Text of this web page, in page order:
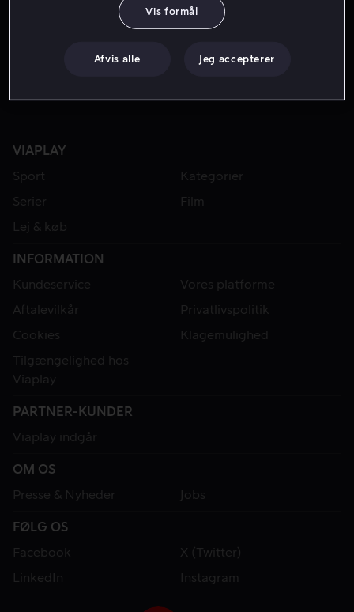
VIAPLAY
Sport
Kategorier
Serier
Film
Lej & køb
INFORMATION
Kundeservice
Vores platforme
Aftalevilkår
Privatlivspolitik
Cookies
Klagemulighed
Tilgængelighed hos
Viaplay
PARTNER-KUNDER
Viaplay indgår
OM OS
Presse & Nyheder
Jobs
FØLG OS
Facebook
X (Twitter)
LinkedIn
Instagram
Vis formål
Afvis alle Jeg accepterer